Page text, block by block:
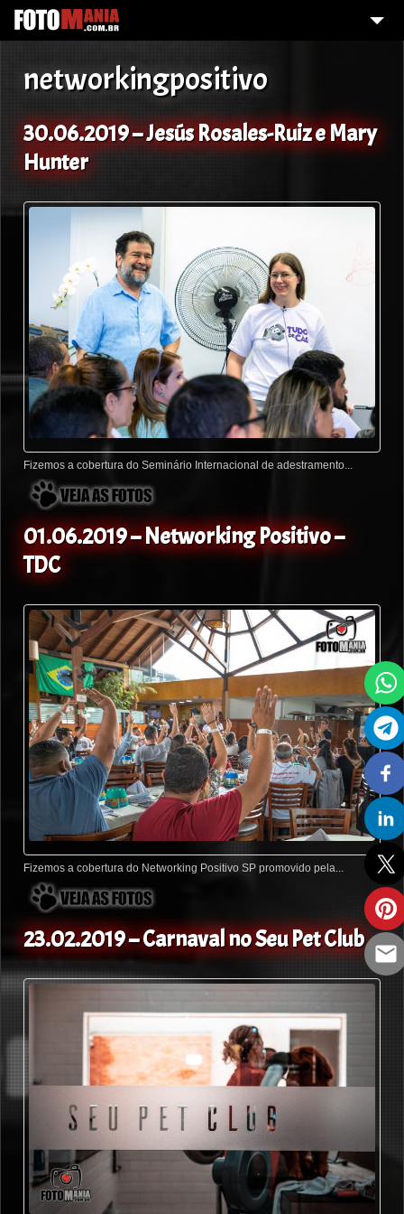
FOI FOTOGRAFADO?
GALERIA DE FOTOS
O QUE FAZEMOS?
DAMELHORQUALIDADE
networkingpositivo
30.06.2019 – Jesús Rosales-Ruiz e Mary
Hunter
Fizemos a cobertura do Seminário Internacional de adestramento...
01.06.2019 – Networking Positivo –
TDC
Fizemos a cobertura do Networking Positivo SP promovido pela...
23.02.2019 – Carnaval no Seu Pet Club